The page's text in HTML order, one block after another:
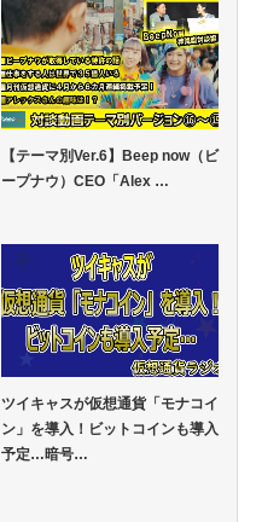
【テーマ別Ver.6】Beep now（ビ
ープナウ）CEO「Alex …
ツイキャスが仮想通貨「モナコイ
ン」を導入！ビットコインも導入
予定…暗号…